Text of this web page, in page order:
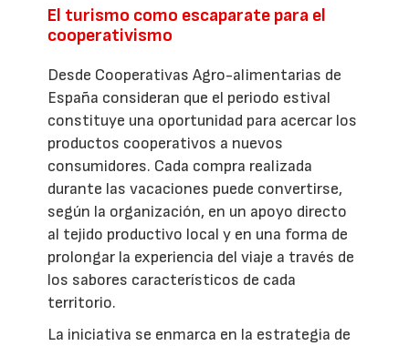
El turismo como escaparate para el
cooperativismo
Desde Cooperativas Agro-alimentarias de
España consideran que el periodo estival
constituye una oportunidad para acercar los
productos cooperativos a nuevos
consumidores. Cada compra realizada
durante las vacaciones puede convertirse,
según la organización, en un apoyo directo
al tejido productivo local y en una forma de
prolongar la experiencia del viaje a través de
los sabores característicos de cada
territorio.
La iniciativa se enmarca en la estrategia de